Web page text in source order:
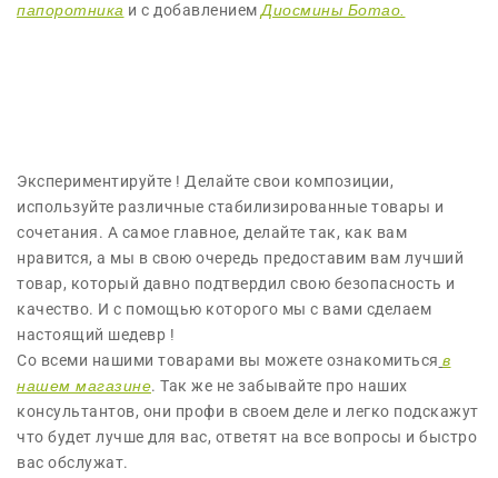
папоротника и с добавлением Диосмины Ботао.
Экспериментируйте ! Делайте свои композиции,
используйте различные стабилизированные товары и
сочетания. А самое главное, делайте так, как вам
нравится, а мы в свою очередь предоставим вам лучший
товар, который давно подтвердил свою безопасность и
качество. И с помощью которого мы с вами сделаем
настоящий шедевр !
Со всеми нашими товарами вы можете ознакомиться в
нашем магазине. Так же не забывайте про наших
консультантов, они профи в своем деле и легко подскажут
что будет лучше для вас, ответят на все вопросы и быстро
вас обслужат.